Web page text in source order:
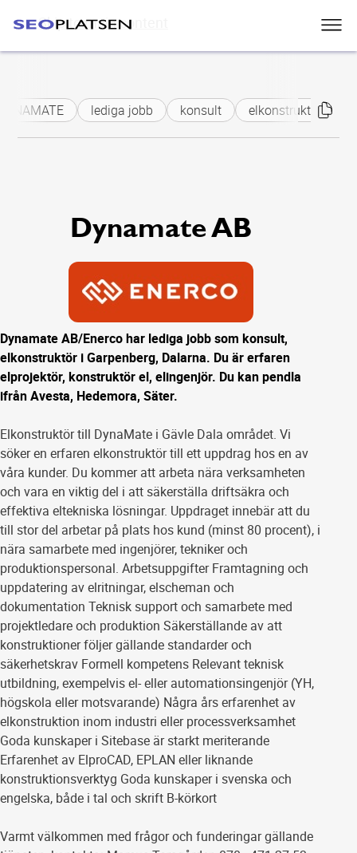
Skip to main content
lediga jobb konsult elkonstruktör
Dynamate AB
Dynamate AB/Enerco har lediga jobb som konsult,
elkonstruktör i Garpenberg, Dalarna. Du är erfaren
elprojektör, konstruktör el, elingenjör. Du kan pendla
ifrån Avesta, Hedemora, Säter.
Elkonstruktör till DynaMate i Gävle Dala området. Vi
söker en erfaren elkonstruktör till ett uppdrag hos en av
våra kunder. Du kommer att arbeta nära verksamheten
och vara en viktig del i att säkerställa driftsäkra och
effektiva eltekniska lösningar. Uppdraget innebär att du
till stor del arbetar på plats hos kund (minst 80 procent), i
nära samarbete med ingenjörer, tekniker och
produktionspersonal. Arbetsuppgifter Framtagning och
uppdatering av elritningar, elscheman och
dokumentation Teknisk support och samarbete med
projektledare och produktion Säkerställande av att
konstruktioner följer gällande standarder och
säkerhetskrav Formell kompetens Relevant teknisk
utbildning, exempelvis el- eller automationsingenjör (YH,
högskola eller motsvarande) Några års erfarenhet av
elkonstruktion inom industri eller processverksamhet
Goda kunskaper i Sitebase är starkt meriterande
Erfarenhet av ElproCAD, EPLAN eller liknande
konstruktionsverktyg Goda kunskaper i svenska och
engelska, både i tal och skrift B-körkort
Varmt välkommen med frågor och funderingar gällande